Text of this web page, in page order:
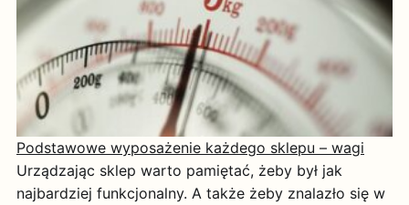
Podstawowe wyposażenie każdego sklepu – wagi
Urządzając sklep warto pamiętać, żeby był jak
najbardziej funkcjonalny. A także żeby znalazło się w